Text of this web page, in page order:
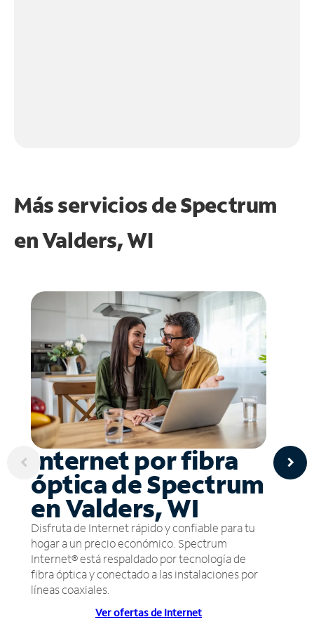
Más servicios de Spectrum
enValders, WI
Internet por fibra
óptica de Spectrum
en Valders, WI
Disfruta de Internet rápido y confiable para tu
hogar a un precio económico. Spectrum
Internet® está respaldado por tecnología de
fibra óptica y conectado a las instalaciones por
líneas coaxiales.
Ver ofertas de Internet